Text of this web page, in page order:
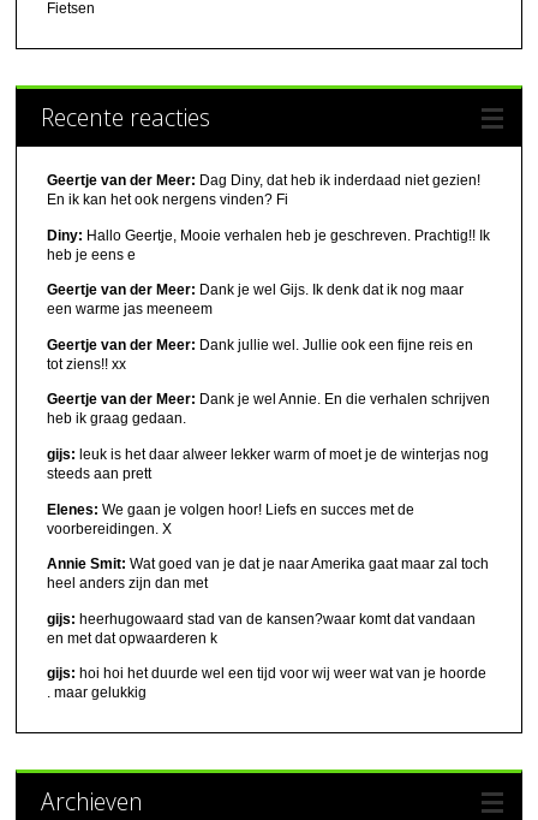
Fietsen
Recente reacties
Geertje van der Meer: Dag Diny, dat heb ik inderdaad niet gezien!
En ik kan het ook nergens vinden? Fi
Diny: Hallo Geertje, Mooie verhalen heb je geschreven. Prachtig!! Ik
heb je eens e
Geertje van der Meer: Dank je wel Gijs. Ik denk dat ik nog maar
een warme jas meeneem
Geertje van der Meer: Dank jullie wel. Jullie ook een fijne reis en
tot ziens!! xx
Geertje van der Meer: Dank je wel Annie. En die verhalen schrijven
heb ik graag gedaan.
gijs: leuk is het daar alweer lekker warm of moet je de winterjas nog
steeds aan prett
Elenes: We gaan je volgen hoor! Liefs en succes met de
voorbereidingen. X
Annie Smit: Wat goed van je dat je naar Amerika gaat maar zal toch
heel anders zijn dan met
gijs: heerhugowaard stad van de kansen?waar komt dat vandaan
en met dat opwaarderen k
gijs: hoi hoi het duurde wel een tijd voor wij weer wat van je hoorde
. maar gelukkig
Archieven